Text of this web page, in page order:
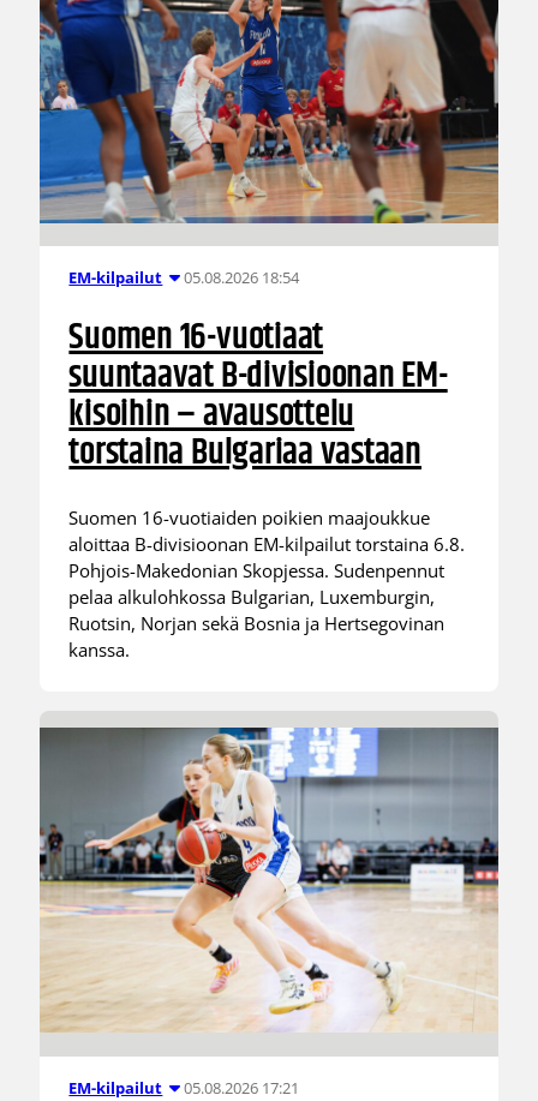
EM-kilpailut 05.08.2026 18:54
Suomen 16-vuotiaat
suuntaavat B-divisioonan EM-
kisoihin – avausottelu
torstaina Bulgariaa vastaan
Suomen 16-vuotiaiden poikien maajoukkue
aloittaa B-divisioonan EM-kilpailut torstaina 6.8.
Pohjois-Makedonian Skopjessa. Sudenpennut
pelaa alkulohkossa Bulgarian, Luxemburgin,
Ruotsin, Norjan sekä Bosnia ja Hertsegovinan
kanssa.
EM-kilpailut 05.08.2026 17:21